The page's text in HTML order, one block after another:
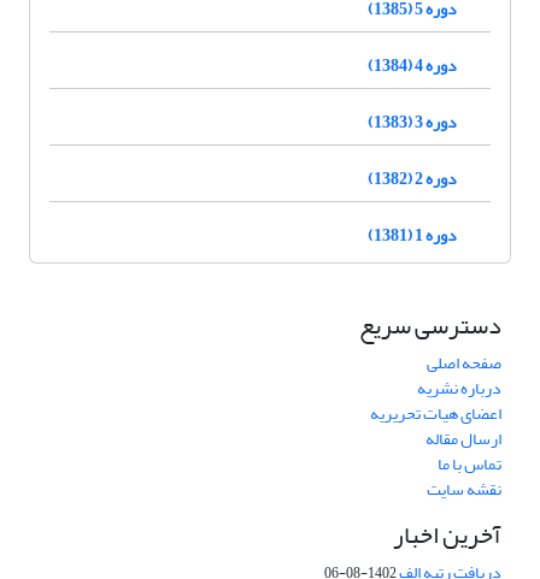
دوره 5 (1385)
دوره 4 (1384)
دوره 3 (1383)
دوره 2 (1382)
دوره 1 (1381)
دسترسی سریع
صفحه اصلی
درباره نشریه
اعضای هیات تحریریه
ارسال مقاله
تماس با ما
نقشه سایت
آخرین اخبار
دریافت رتبه الف1402-08-06